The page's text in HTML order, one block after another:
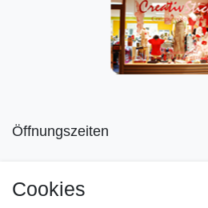
Öffnungszeiten
Di-Fr von 10.00 - 18.30 Uhr
Cookies